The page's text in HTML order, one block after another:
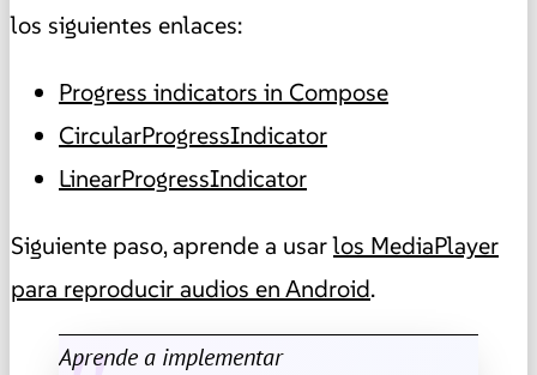
los siguientes enlaces:
Progress indicators in Compose
CircularProgressIndicator
LinearProgressIndicator
Siguiente paso, aprende a usarlos MediaPlayer
para reproducir audios en Android.
Aprende a implementar